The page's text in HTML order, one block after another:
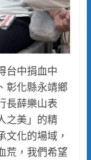
台中捐血中
彰化縣永靖鄉
長薛樂山表
之美」的精
化的場域，
荒，我們希望